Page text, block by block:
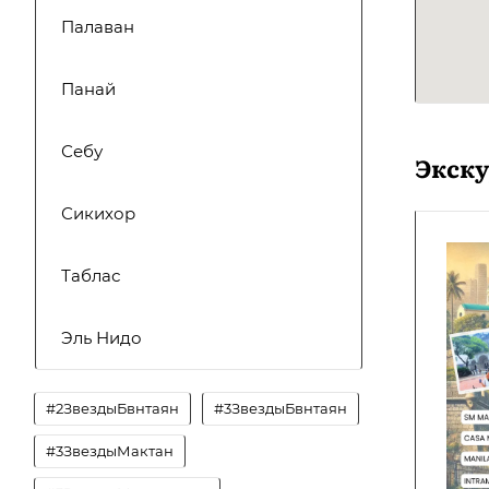
Палаван
Панай
Себу
Сикихор
Таблас
Эль Нидо
#2ЗвездыБвнтаян #3ЗвездыБвнтаян
#3ЗвездыМактан